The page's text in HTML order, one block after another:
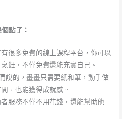
點子：
很多免費的線上課程平台，你可以
飪，不僅免費還能充實自己。
說的，畫畫只需要紙和筆，動手做
，也能獲得成就感。
服務不僅不用花錢，還能幫助他